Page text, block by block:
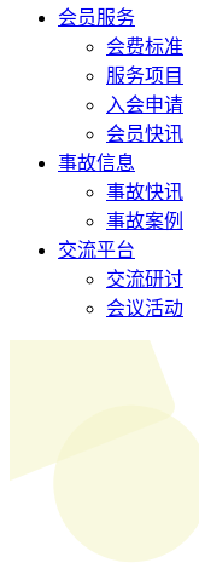
会员服务
会费标准
服务项目
入会申请
会员快讯
事故信息
事故快讯
事故案例
交流平台
交流研讨
会议活动